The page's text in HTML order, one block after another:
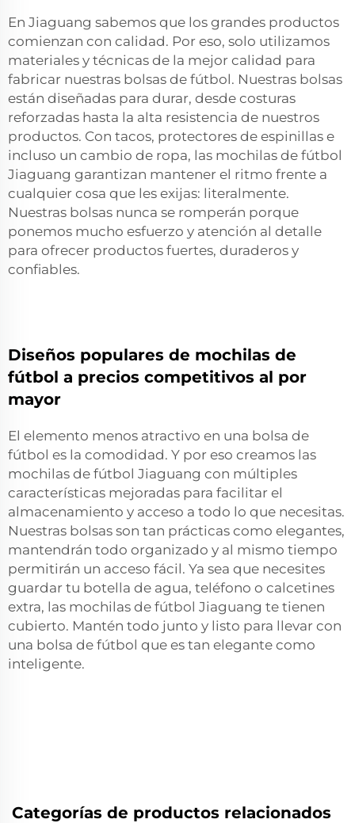
En Jiaguang sabemos que los grandes productos
comienzan con calidad. Por eso, solo utilizamos
materiales y técnicas de la mejor calidad para
fabricar nuestras bolsas de fútbol. Nuestras bolsas
están diseñadas para durar, desde costuras
reforzadas hasta la alta resistencia de nuestros
productos. Con tacos, protectores de espinillas e
incluso un cambio de ropa, las mochilas de fútbol
Jiaguang garantizan mantener el ritmo frente a
cualquier cosa que les exijas: literalmente.
Nuestras bolsas nunca se romperán porque
ponemos mucho esfuerzo y atención al detalle
para ofrecer productos fuertes, duraderos y
confiables.
Diseños populares de mochilas de
fútbol a precios competitivos al por
mayor
El elemento menos atractivo en una bolsa de
fútbol es la comodidad. Y por eso creamos las
mochilas de fútbol Jiaguang con múltiples
características mejoradas para facilitar el
almacenamiento y acceso a todo lo que necesitas.
Nuestras bolsas son tan prácticas como elegantes,
mantendrán todo organizado y al mismo tiempo
permitirán un acceso fácil. Ya sea que necesites
guardar tu botella de agua, teléfono o calcetines
extra, las mochilas de fútbol Jiaguang te tienen
cubierto. Mantén todo junto y listo para llevar con
una bolsa de fútbol que es tan elegante como
inteligente.
Categorías de productos relacionados